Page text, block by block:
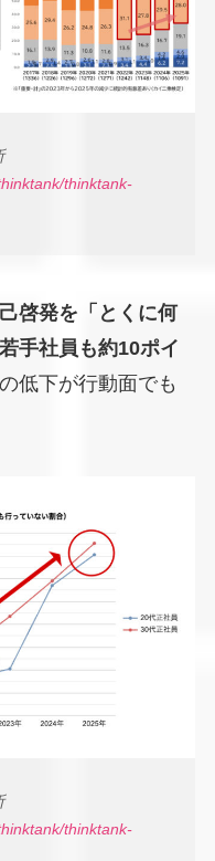
thinktank-
啓発を「とくに何
手社員も約10ポイ
低下が行動面でも
thinktank-